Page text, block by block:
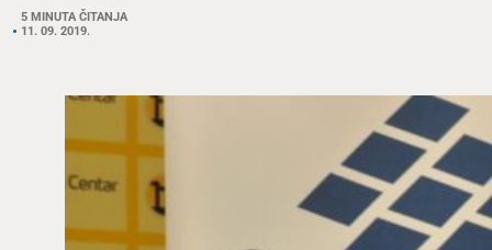
5 MINUTA ČITANJA
11. 09. 2019.